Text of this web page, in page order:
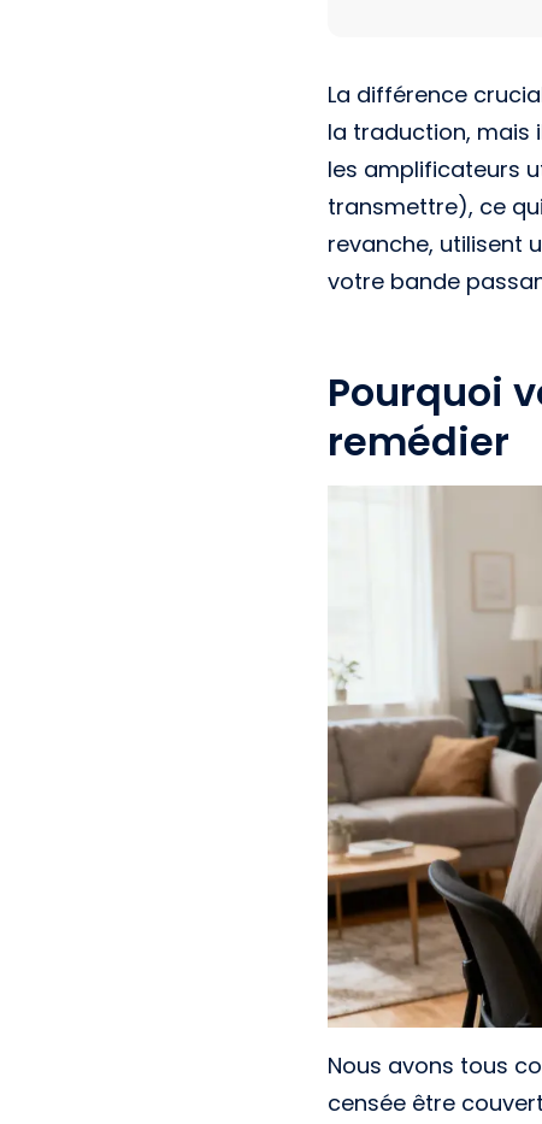
La différence
la traduction, mais
les amplificateurs
transmettre), ce
revanche, utilisent
votre bande
Pourquoi
remédier
Nous avons tous
censée être